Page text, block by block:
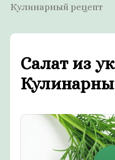
Кулинарный рецепт
Салат из